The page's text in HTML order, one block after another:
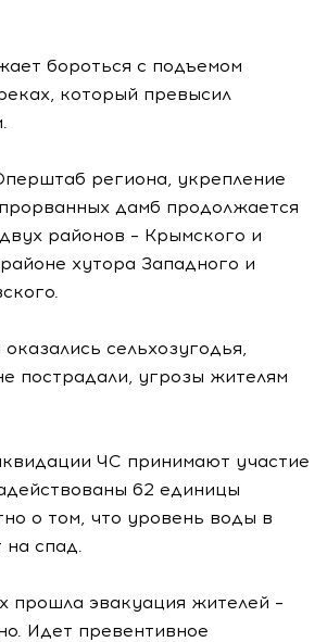
бороться с подъемом
который превысил
региона, укрепление
дамб продолжается
районов – Крымского и
хутора Западного и
сельхозугодья,
пострадали, угрозы жителям
ЧС принимают участие
62 единицы
о том, что уровень воды в
на спад.
прошла эвакуация жителей –
Идет превентивное